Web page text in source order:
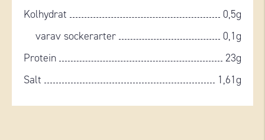
Kolhydrat
0,5g
varav sockerarter
0,1g
Protein
23g
Salt
1,61g